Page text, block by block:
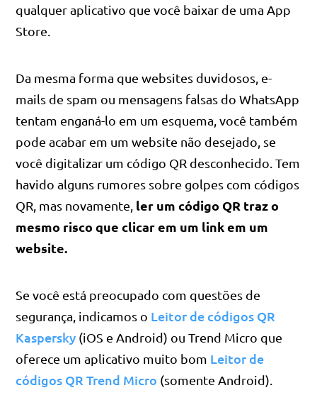
qualquer aplicativo que você baixar de uma App
Store.
Da mesma forma que websites duvidosos, e-
mails de spam ou mensagens falsas do WhatsApp
tentam enganá-lo em um esquema, você também
pode acabar em um website não desejado, se
você digitalizar um código QR desconhecido. Tem
havido alguns rumores sobre golpes com códigos
QR, mas novamente, ler um código QR traz o
mesmo risco que clicar em um link em um
website.
Se você está preocupado com questões de
segurança, indicamos o Leitor de códigos QR
Kaspersky (iOS e Android) ou Trend Micro que
oferece um aplicativo muito bom Leitor de
códigos QR Trend Micro (somente Android).